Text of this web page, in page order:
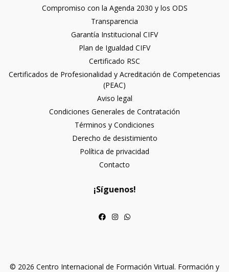
Compromiso con la Agenda 2030 y los ODS
Transparencia
Garantía Institucional CIFV
Plan de Igualdad CIFV
Certificado RSC
Certificados de Profesionalidad y Acreditación de Competencias
(PEAC)
Aviso legal
Condiciones Generales de Contratación
Términos y Condiciones
Derecho de desistimiento
Política de privacidad
Contacto
¡Síguenos!
© 2026 Centro Internacional de Formación Virtual. Formación y